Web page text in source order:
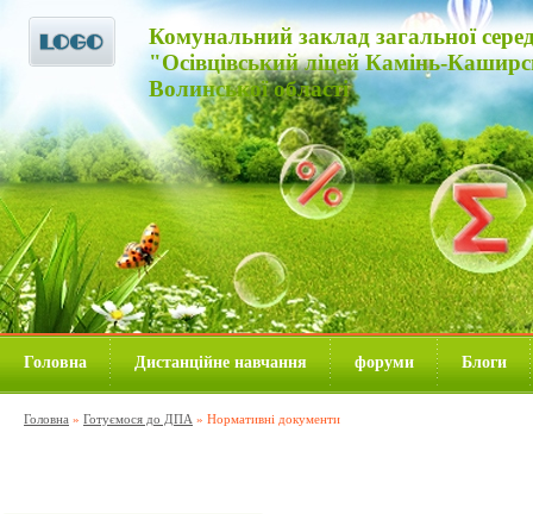
Комунальний заклад загальної
"Осівцівський ліцей Камінь-
Волинської області
Головна Дистанційне навчання форуми Блоги
Головна » Готуємося до ДПА » Нормативні документи